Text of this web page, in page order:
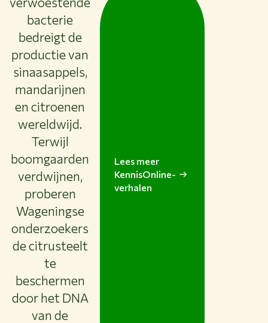
Thema's
Studeren bij WUR
Samenwerken met WUR
Over WUR
NIEUWS & ACHTERGRONDEN
WERKEN BIJ WUR
HUIDIGE STUDENTEN
BIBLIOTHEEK
CONTACT
bacterie
bedreigt de
productie van
sinaasappels,
mandarijnen
en citroenen
wereldwijd.
Terwijl
boomgaarden
verdwijnen,
proberen
Wageningse
onderzoekers
de citrusteelt
te
beschermen
door het DNA
van de
Lees meer
KennisOnline-
verhalen